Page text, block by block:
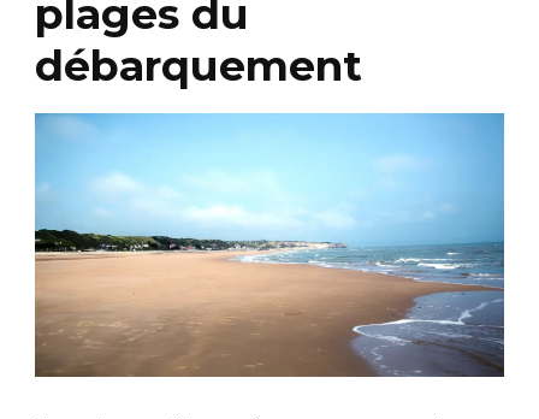
plages du
débarquement